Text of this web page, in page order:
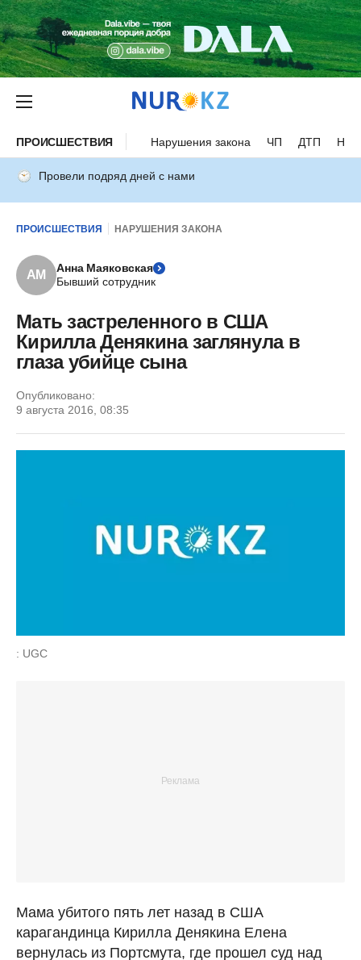
ПРОИСШЕСТВИЯ Нарушения закона ЧП ДТП
Провели подряд дней с нами
ПРОИСШЕСТВИЯ НАРУШЕНИЯ ЗАКОНА
АМ
Анна Маяковская
Бывший сотрудник
Мать застреленного в США
Кирилла Денякина заглянула в
глаза убийце сына
Опубликовано:
9 августа 2016, 08:35
: UGC
Мама убитого пять лет назад в США
карагандинца Кирилла Денякина Елена
вернулась из Портсмута, где прошел суд над